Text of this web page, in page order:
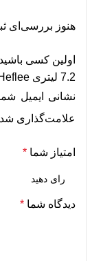
هنوز بررسی‌ای
اولین کسی
7.2 لیتری CHeflee مدل SM-1507”
نشانی ایمیل
علامت‌گذاری
امتیاز شما *
دیدگاه شما *